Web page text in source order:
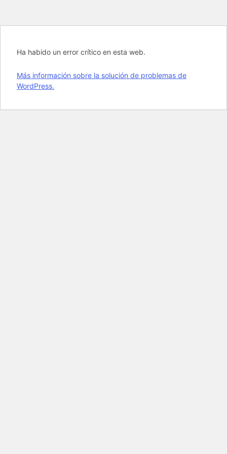
Ha habido un error crítico en esta web.
Más información sobre la solución de problemas de
WordPress.